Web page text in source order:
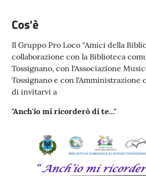
Tutti
gli
argomenti
Cos'è
Il Gruppo Pro Loco "Amici della
collaborazione con la Biblioteca
Tossignano, con l'Associazione
Tossignano e con l'Amministrazione
di invitarvi a
"Anch'io mi ricorderò di te..."